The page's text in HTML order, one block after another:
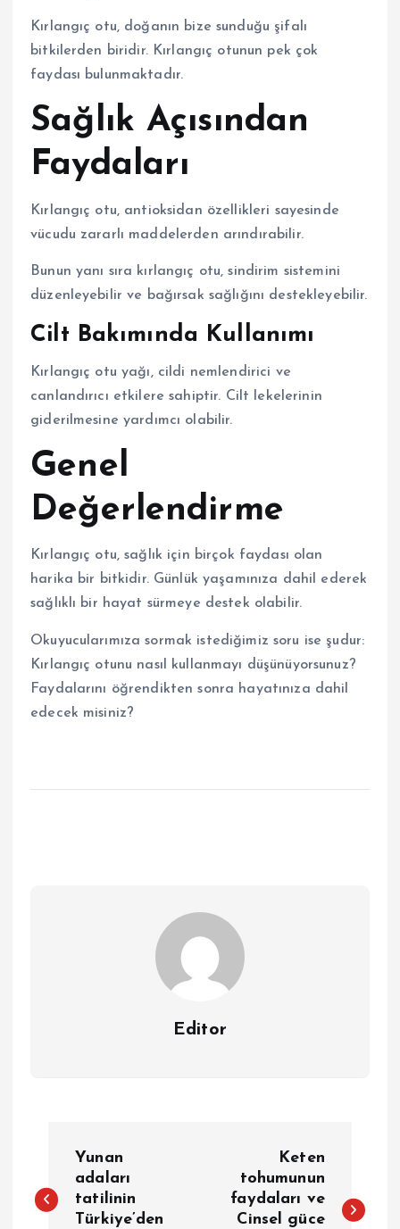
Kırlangıç otu, doğanın bize sunduğu şifalı
bitkilerden biridir. Kırlangıç otunun pek çok
faydası bulunmaktadır.
Sağlık Açısından
Faydaları
Kırlangıç otu, antioksidan özellikleri sayesinde
vücudu zararlı maddelerden arındırabilir.
Bunun yanı sıra kırlangıç otu, sindirim sistemini
düzenleyebilir ve bağırsak sağlığını destekleyebilir.
Cilt Bakımında Kullanımı
Kırlangıç otu yağı, cildi nemlendirici ve
canlandırıcı etkilere sahiptir. Cilt lekelerinin
giderilmesine yardımcı olabilir.
Genel
Değerlendirme
Kırlangıç otu, sağlık için birçok faydası olan
harika bir bitkidir. Günlük yaşamınıza dahil ederek
sağlıklı bir hayat sürmeye destek olabilir.
Okuyucularımıza sormak istediğimiz soru ise şudur:
Kırlangıç otunu nasıl kullanmayı düşünüyorsunuz?
Faydalarını öğrendikten sonra hayatınıza dahil
edecek misiniz?
Editor
a
Yunan
adaları
tatilinin
Türkiye’den
Keten
tohumunun
faydaları ve
Cinsel güce